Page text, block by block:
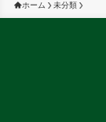
ホーム 未分類